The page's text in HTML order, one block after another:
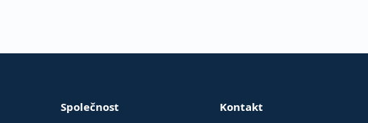
Společnost Kontakt